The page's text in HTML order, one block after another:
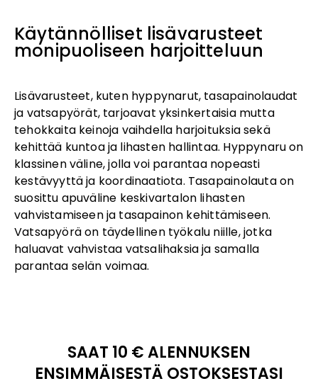
Käytännölliset lisävarusteet
monipuoliseen harjoitteluun
Lisävarusteet, kuten hyppynarut, tasapainolaudat
ja vatsapyörät, tarjoavat yksinkertaisia mutta
tehokkaita keinoja vaihdella harjoituksia sekä
kehittää kuntoa ja lihasten hallintaa. Hyppynaru on
klassinen väline, jolla voi parantaa nopeasti
kestävyyttä ja koordinaatiota. Tasapainolauta on
suosittu apuväline keskivartalon lihasten
vahvistamiseen ja tasapainon kehittämiseen.
Vatsapyörä on täydellinen työkalu niille, jotka
haluavat vahvistaa vatsalihaksia ja samalla
parantaa selän voimaa.
SAAT 10 € ALENNUKSEN
ENSIMMÄISESTÄ OSTOKSESTASI